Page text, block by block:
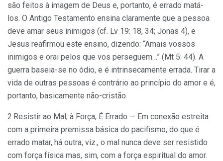
são feitos à imagem de Deus e, portanto, é errado matá-
los. O Antigo Testamento ensina claramente que a pessoa
deve amar seus inimigos (cf. Lv 19: 18, 34; Jonas 4), e
Jesus reafirmou este ensino, dizendo: “Amais vossos
inimigos e orai pelos que vos perseguem…” (Mt 5: 44). A
guerra baseia-se no ódio, e é intrinsecamente errada. Tirar a
vida de outras pessoas é contrário ao princípio do amor e é,
portanto, basicamente não-cristão.
2.Resistir ao Mal, à Força, É Errado — Em conexão estreita
com a primeira premissa básica do pacifismo, do que é
errado matar, há outra, viz., o mal nunca deve ser resistido
com força física mas, sim, com a força espiritual do amor.